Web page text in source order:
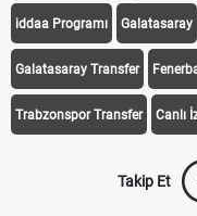
iddaa Programı Galatasaray
Galatasaray Transfer
Trabzonspor Transfer Canlı
Takip Et